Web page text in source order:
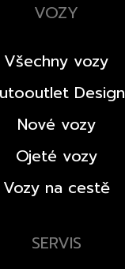
VOZY
Všechny vozy
Design
Nové vozy
Ojeté vozy
Vozy na cestě
SERVIS